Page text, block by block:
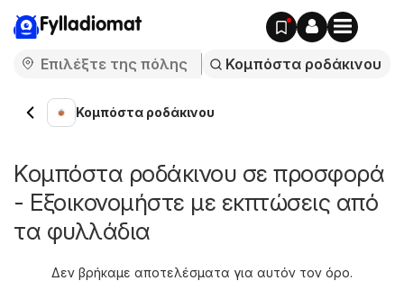
Fylladiomat
Κομπόστα ροδάκινου
Κομπόστα ροδάκινου σε προσφορά
- Εξοικονομήστε με εκπτώσεις από
τα φυλλάδια
Δεν βρήκαμε αποτελέσματα για αυτόν τον όρο.